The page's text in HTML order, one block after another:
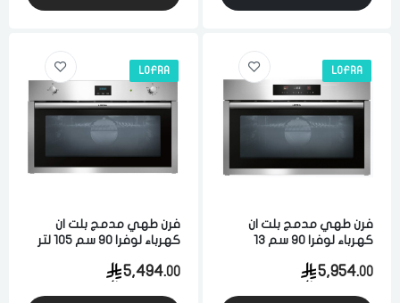
LOFRA
فرن طهي مدمج بلت ان
كهرباء لوفرا 90 سم 13
ايطالي
5,954.00
LOFRA
فرن طهي مدمج بلت ان
كهرباء لوفرا 90 سم 105 لتر
5,494.00